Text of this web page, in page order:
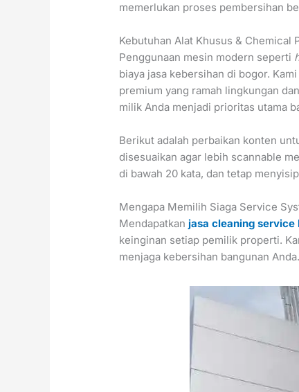
memerlukan proses pembersihan
Kebutuhan Alat Khusus & Chemical
Penggunaan mesin modern seperti
biaya jasa kebersihan di bogor.
premium yang ramah lingkungan
milik Anda menjadi prioritas utama
Berikut adalah perbaikan konten
disesuaikan agar lebih scannable
di bawah 20 kata, dan tetap
Mengapa Memilih Siaga Service
Mendapatkan jasa cleaning service
keinginan setiap pemilik properti.
menjaga kebersihan bangunan Anda.